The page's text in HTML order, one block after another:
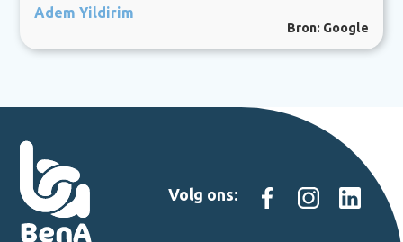
Adem Yildirim
Bron: Google
Volg ons: